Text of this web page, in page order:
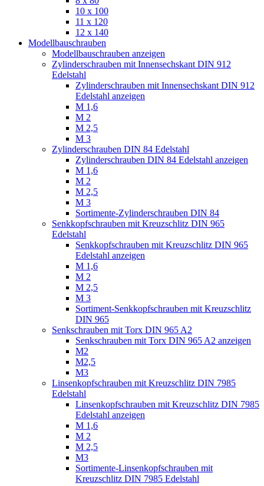
10 x 100
11 x 120
12 x 140
Modellbauschrauben
Modellbauschrauben anzeigen
Zylinderschrauben mit Innensechskant DIN 912
Edelstahl
Zylinderschrauben mit Innensechskant DIN 912
Edelstahl anzeigen
M 1,6
M 2
M 2,5
M 3
Zylinderschrauben DIN 84 Edelstahl
Zylinderschrauben DIN 84 Edelstahl anzeigen
M 1,6
M 2
M 2,5
M 3
Sortimente-Zylinderschrauben DIN 84
Senkkopfschrauben mit Kreuzschlitz DIN 965
Edelstahl
Senkkopfschrauben mit Kreuzschlitz DIN 965
Edelstahl anzeigen
M 1,6
M 2
M 2,5
M 3
Sortiment-Senkkopfschrauben mit Kreuzschlitz
DIN 965
Senkschrauben mit Torx DIN 965 A2
Senkschrauben mit Torx DIN 965 A2 anzeigen
M2
M2,5
M3
Linsenkopfschrauben mit Kreuzschlitz DIN 7985
Edelstahl
Linsenkopfschrauben mit Kreuzschlitz DIN 7985
Edelstahl anzeigen
M 1,6
M 2
M 2,5
M3
Sortimente-Linsenkopfschrauben mit
Kreuzschlitz DIN 7985 Edelstahl